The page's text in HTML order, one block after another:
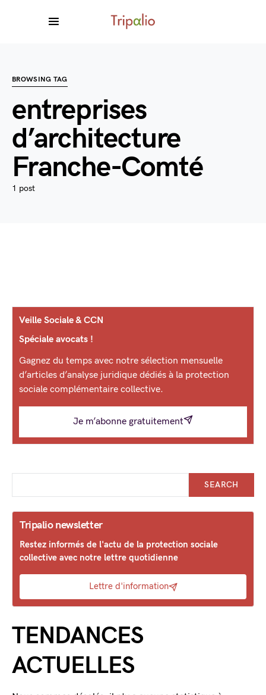
BROWSING TAG
entreprises
d’architecture
Franche-Comté
1 post
Veille Sociale & CCN
Spéciale avocats !
Gagnez du temps avec notre sélection mensuelle
d’articles d’analyse juridique dédiés à la protection
sociale complémentaire collective.
Je m’abonne gratuitement
SEARCH
Tripalio newsletter
Restez informés de l'actu de la protection sociale
collective avec notre lettre quotidienne
Lettre d'information
TENDANCES
ACTUELLES